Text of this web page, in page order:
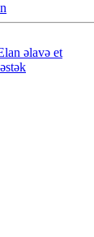
əlavə et